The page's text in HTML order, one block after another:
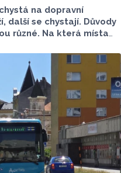
na dopravní
další se chystají. Důvody
různé. Na která místa